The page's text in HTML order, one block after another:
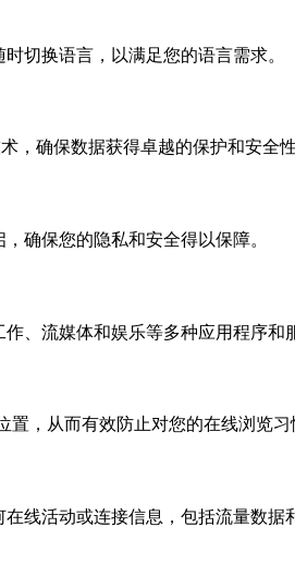
切换语言，以满足您的语言需求。
，确保数据获得卓越的保护和安全性
确保您的隐私和安全得以保障。
、流媒体和娱乐等多种应用程序和
，从而有效防止对您的在线浏览习
线活动或连接信息，包括流量数据